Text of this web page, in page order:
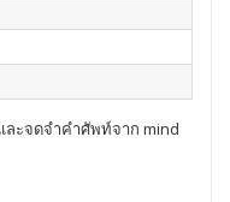
ะจดจำคำศัพท์จาก mind